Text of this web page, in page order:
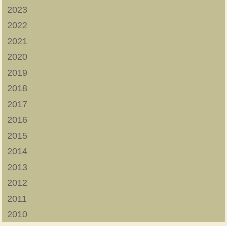
2023
2022
2021
2020
2019
2018
2017
2016
2015
2014
2013
2012
2011
2010